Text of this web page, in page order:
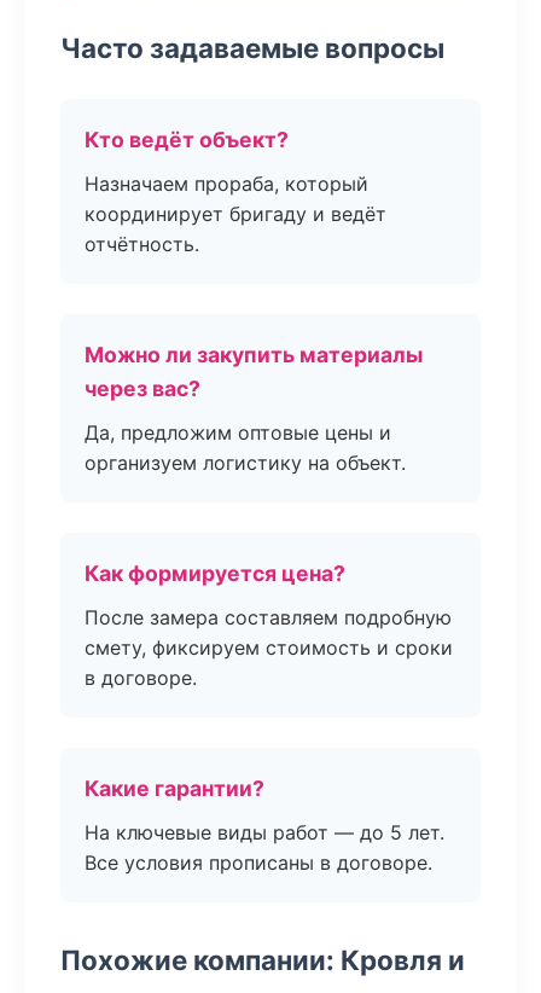
Часто задаваемые вопросы
Кто ведёт объект?
Назначаем прораба, который
координирует бригаду и ведёт
отчётность.
Можно ли закупить материалы
через вас?
Да, предложим оптовые цены и
организуем логистику на объект.
Как формируется цена?
После замера составляем подробную
смету, фиксируем стоимость и сроки
в договоре.
Какие гарантии?
На ключевые виды работ — до 5 лет.
Все условия прописаны в договоре.
Похожие компании: Кровля и